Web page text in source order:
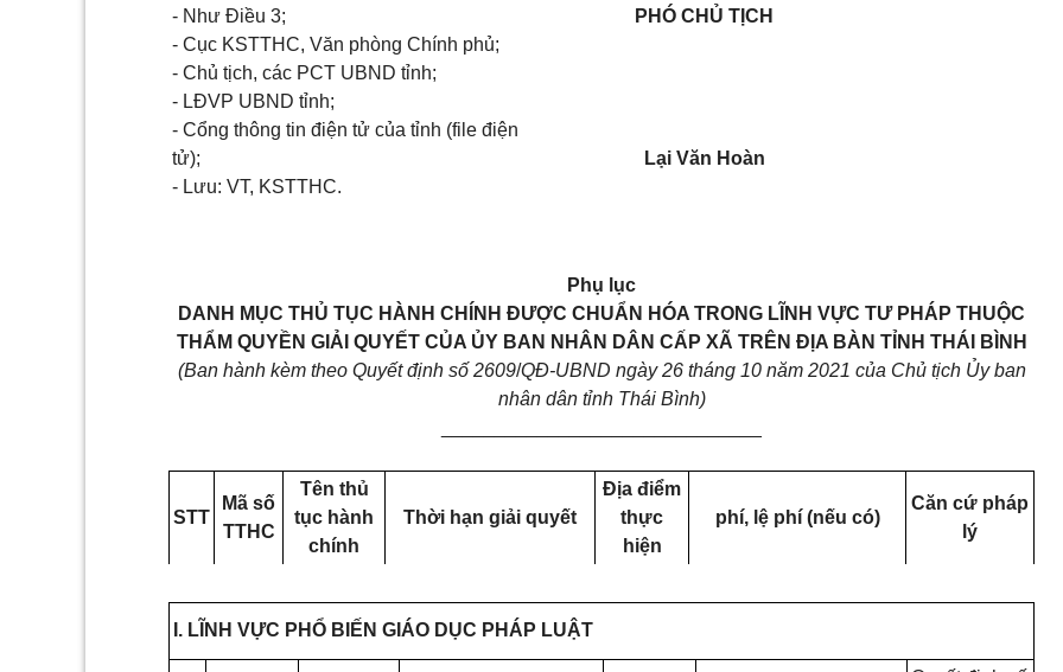
- Như Điều 3;
- Cục KSTTHC, Văn phòng Chính phủ;
- Chủ tịch, các PCT UBND tỉnh;
- LĐVP UBND tỉnh;
- Cổng thông tin điện tử của tỉnh (file điện
tử);
- Lưu: VT, KSTTHC.
PHÓ CHỦ TỊCH
Lại Văn Hoàn
Phụ lục
DANH MỤC THỦ TỤC HÀNH CHÍNH ĐƯỢC CHUẨN HÓA TRONG LĨNH VỰC TƯ PHÁP THUỘC
THẨM QUYỀN GIẢI QUYẾT CỦA ỦY BAN NHÂN DÂN CẤP XÃ TRÊN ĐỊA BÀN TỈNH THÁI BÌNH
(Ban hành kèm theo Quyết định số 2609/QĐ-UBND ngày 26 tháng 10 năm 2021 của Chủ tịch Ủy ban
nhân dân tỉnh Thái Bình)
STT
Mã số
TTHC
Tên thủ
tục hành
chính
Thời hạn giải quyết
Địa điểm
thực
hiện
phí, lệ phí (nếu có)
Căn cứ pháp
lý
I. LĨNH VỰC PHỔ BIẾN GIÁO DỤC PHÁP LUẬT